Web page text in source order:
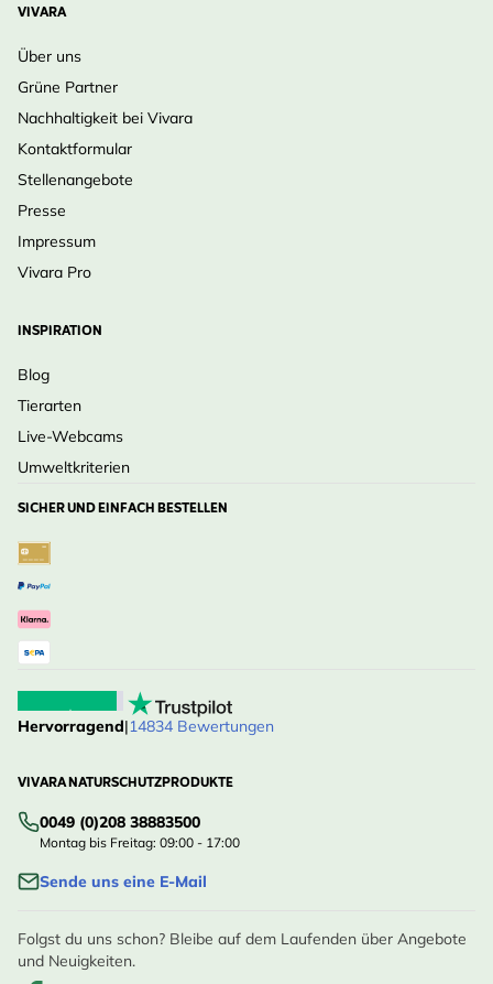
VIVARA
Über uns
Grüne Partner
Nachhaltigkeit bei Vivara
Kontaktformular
Stellenangebote
Presse
Impressum
Vivara Pro
INSPIRATION
Blog
Tierarten
Live-Webcams
Umweltkriterien
SICHER UND EINFACH BESTELLEN
Hervorragend|14834 Bewertungen
VIVARA NATURSCHUTZPRODUKTE
0049 (0)208 38883500
Montag bis Freitag: 09:00 - 17:00
Sende uns eine E-Mail
Folgst du uns schon? Bleibe auf dem Laufenden über Angebote
und Neuigkeiten.